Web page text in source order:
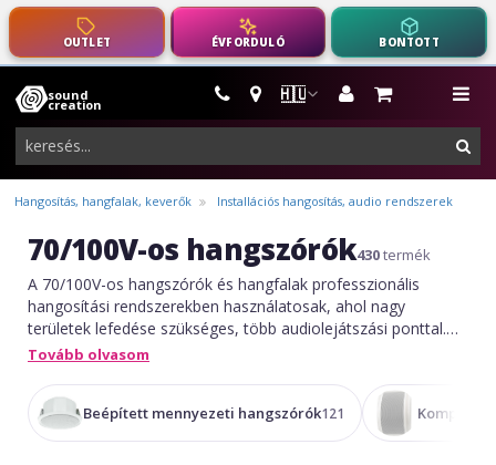
OUTLET ÉVFORDULÓ BONTOTT
🇭🇺
sound
creation
hangszerek,
pro-
audio
felszerelés
Hangosítás, hangfalak, keverők Installációs hangosítás, audio rendszerek
70/100V-os hangszórók430termék
A 70/100V-os hangszórók és hangfalak professzionális
hangosítási rendszerekben használatosak, ahol nagy
területek lefedése szükséges, több audiolejátszási ponttal.
Ezek a rendszerek lehetővé teszik több hangszóró
alacsony jelveszteséggel. Ideálisak nyilvános
bejelentésekhez, háttérzenéhez vagy hangosítási
rendszerekhez, és használják őket iskolákban, kereskedelmi
Tovább olvasom
Beépített mennyezeti hangszórók121 Kompakt